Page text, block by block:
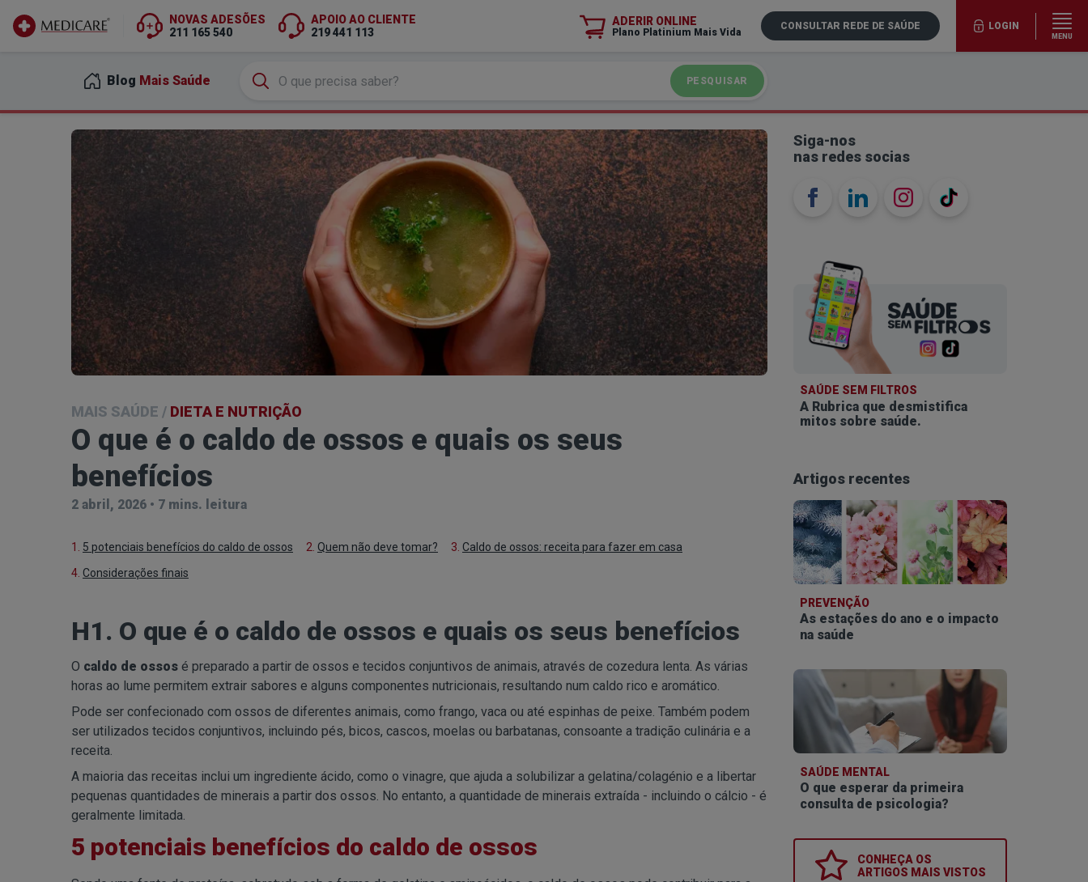
NOVAS ADESÕES
211 165 540
APOIO AO CLIENTE
219 441 113
ADERIR ONLINE
Plano Platinium Mais Vida
CONSULTAR REDE DE SAÚDE LOGIN
MENU
Blog Mais Saúde PESQUISAR
MAIS SAÚDE / DIETA E NUTRIÇÃO
O que é o caldo de ossos e quais os seus
benefícios
2 abril, 2026 • 7 mins. leitura
1. 5 potenciais benefícios do caldo de ossos 2. Quem não deve tomar? 3. Caldo de ossos: receita para fazer em casa
4. Considerações finais
H1. O que é o caldo de ossos e quais os seus benefícios
O caldo de ossos é preparado a partir de ossos e tecidos conjuntivos de animais, através de cozedura lenta. As várias
horas ao lume permitem extrair sabores e alguns componentes nutricionais, resultando num caldo rico e aromático.
Pode ser confecionado com ossos de diferentes animais, como frango, vaca ou até espinhas de peixe. Também podem
ser utilizados tecidos conjuntivos, incluindo pés, bicos, cascos, moelas ou barbatanas, consoante a tradição culinária e a
receita.
A maioria das receitas inclui um ingrediente ácido, como o vinagre, que ajuda a solubilizar a gelatina/colagénio e a libertar
pequenas quantidades de minerais a partir dos ossos. No entanto, a quantidade de minerais extraída - incluindo o cálcio - é
geralmente limitada.
5 potenciais benefícios do caldo de ossos
Siga-nos
nas redes socias
SAÚDE SEM FILTROS
A Rubrica que desmistifica
mitos sobre saúde.
Artigos recentes
PREVENÇÃO
As estações do ano e o impacto
na saúde
SAÚDE MENTAL
O que esperar da primeira
consulta de psicologia?
CONHEÇA OS
ARTIGOS MAIS VISTOS